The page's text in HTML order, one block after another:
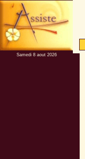
Samedi 8 aout 2026